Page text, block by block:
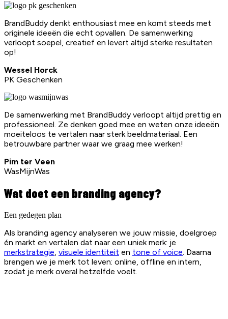
BrandBuddy denkt enthousiast mee en komt steeds met
originele ideeën die echt opvallen. De samenwerking
verloopt soepel, creatief en levert altijd sterke resultaten
op!
Wessel Horck
PK Geschenken
De samenwerking met BrandBuddy verloopt altijd prettig en
professioneel. Ze denken goed mee en weten onze ideeën
moeiteloos te vertalen naar sterk beeldmateriaal. Een
betrouwbare partner waar we graag mee werken!
Pim ter Veen
WasMijnWas
Wat doet een branding agency?
Een gedegen plan
Als branding agency analyseren we jouw missie, doelgroep
én markt en vertalen dat naar een uniek merk: je
merkstrategie, visuele identiteit en tone of voice. Daarna
brengen we je merk tot leven: online, offline en intern,
zodat je merk overal hetzelfde voelt.